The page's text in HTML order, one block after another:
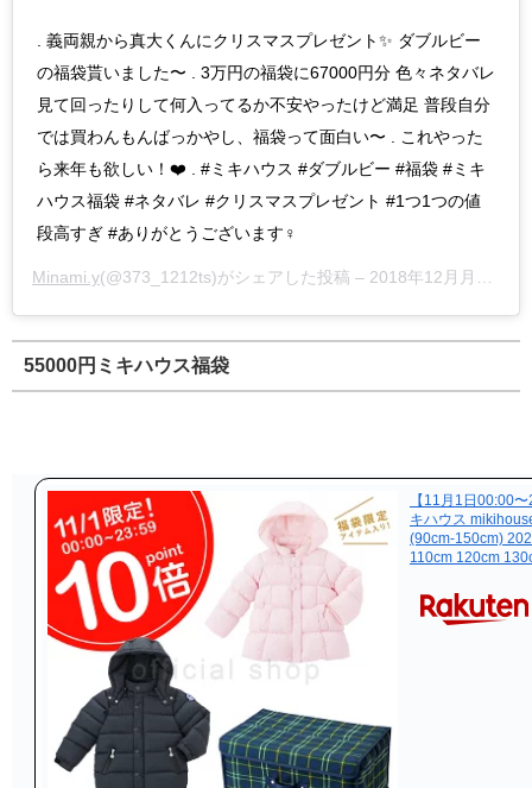
. 義両親から真大くんにクリスマスプレゼント✨ ダブルビー
の福袋貰いました〜 . 3万円の福袋に67000円分 色々ネタバレ
見て回ったりして何入ってるか不安やったけど満足 普段自分
では買わんもんばっかやし、福袋って面白い〜 . これやった
ら来年も欲しい！❤️ . #ミキハウス #ダブルビー #福袋 #ミキ
ハウス福袋 #ネタバレ #クリスマスプレゼント #1つ1つの値
段高すぎ #ありがとうございます‍♀️
Minami.y(@373_1212ts)がシェアした投稿 – 2018年12月月23日午前5時55分PST
55000円ミキハウス福袋
【11月1日00:00
キハウス
(90cm-150cm)
110cm 120cm